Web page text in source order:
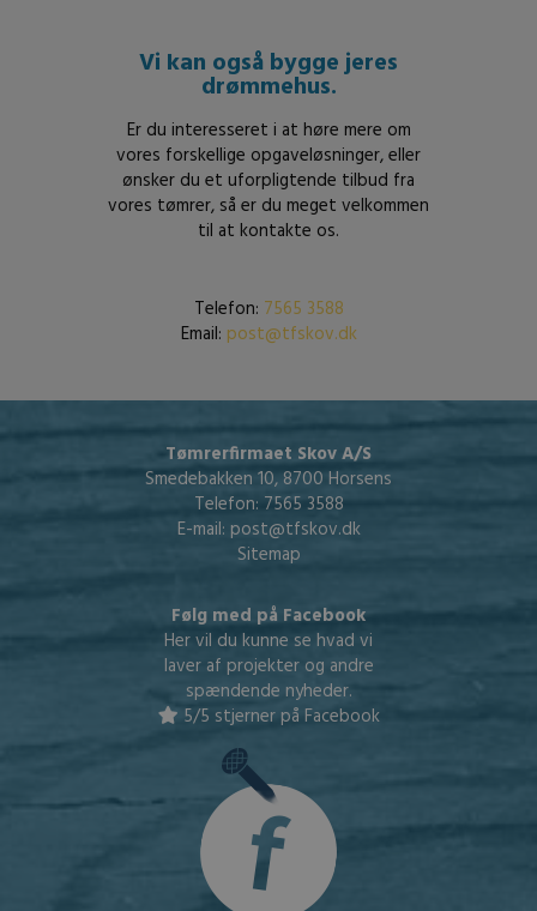
Vi kan også bygge jeres
drømmehus.
Er du interesseret i at høre mere om
vores forskellige opgaveløsninger, eller
ønsker du et uforpligtende tilbud fra
vores tømrer, så er du meget velkommen
til at kontakte os.
Telefon: 7565 3588
Email: post@tfskov.dk
Tømrerfirmaet Skov A/S
Smedebakken 10, 8700 Horsens
Telefon: 7565 3588
E-mail: post@tfskov.dk
Sitemap
Følg med på Facebook
Her vil du kunne se hvad vi
laver af projekter og andre
spændende nyheder.
5/5 stjerner på Facebook